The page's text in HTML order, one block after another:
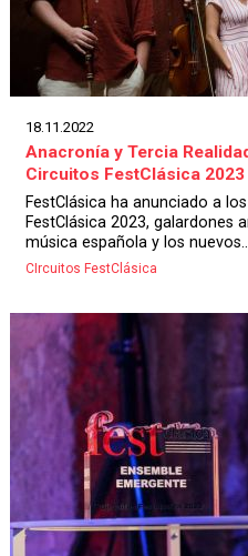
18.11.2022
Anacronía y Tercia
Circuitos FestClásica 2023
FestClásica ha anunciado a
FestClásica 2023, galardones
música española y los
CIrcuitos FestClásica